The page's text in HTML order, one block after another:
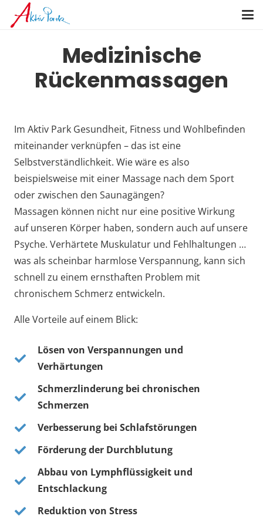
Medizinische
Rückenmassagen
Im Aktiv Park Gesundheit, Fitness und Wohlbefinden
miteinander verknüpfen – das ist eine
Selbstverständlichkeit. Wie wäre es also
beispielsweise mit einer Massage nach dem Sport
oder zwischen den Saunagängen?
Massagen können nicht nur eine positive Wirkung
auf unseren Körper haben, sondern auch auf unsere
Psyche. Verhärtete Muskulatur und Fehlhaltungen …
was als scheinbar harmlose Verspannung, kann sich
schnell zu einem ernsthaften Problem mit
chronischem Schmerz entwickeln.
Alle Vorteile auf einem Blick:
Lösen von Verspannungen und
Verhärtungen
Schmerzlinderung bei chronischen
Schmerzen
Verbesserung bei Schlafstörungen
Förderung der Durchblutung
Abbau von Lymphflüssigkeit und
Entschlackung
Reduktion von Stress